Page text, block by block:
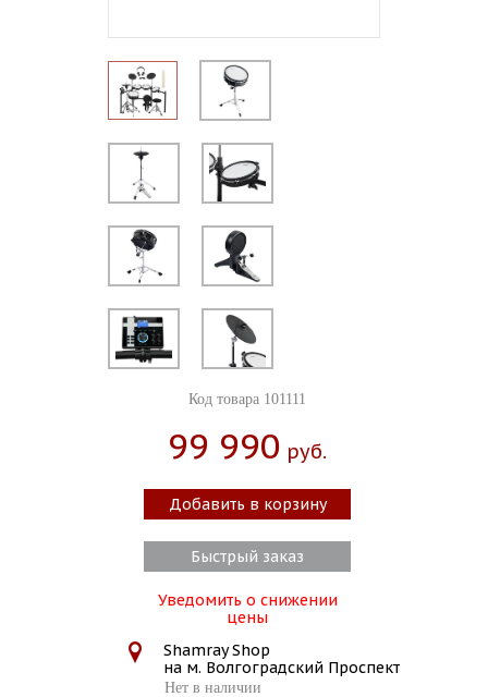
Код товара 101111
99 990 Руб.
Добавить в корзину
Быстрый заказ
Уведомить о снижении
цены
Shamray Shop
на м. Волгоградский Проспект
Нет в наличии